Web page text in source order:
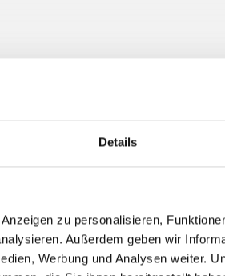
Details
zu personalisieren,
Außerdem geben wir
Werbung und Analysen weiter.